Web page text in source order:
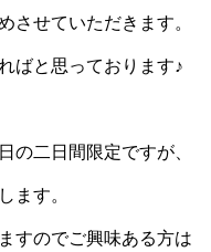
させていただきます。
ばと思っております♪
の二日間限定ですが、
ます。
すのでご興味ある方は